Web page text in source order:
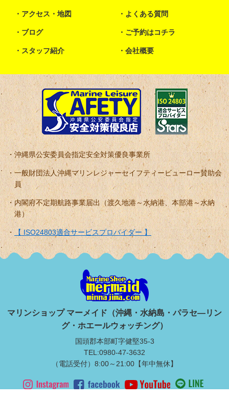
アクセス・地図 よくある質問
ブログ ご予約はコチラ
スタッフ紹介 会社概要
沖縄県公安委員会指定安全対策優良事業所
一般財団法人沖縄マリンレジャーセイフティービューロー賛助会
員
内閣府不定期航路事業届出（渡久地港～水納港、本部港～水納
港）
【 ISO24803適合サービスプロバイダー 】
マリンショップ マーメイド（沖縄・水納島・パラセ―リン
グ・ホエールウォッチング）
国頭郡本部町字健堅35-3
TEL:0980-47-3632
（電話受付）8:00～21:00【年中無休】